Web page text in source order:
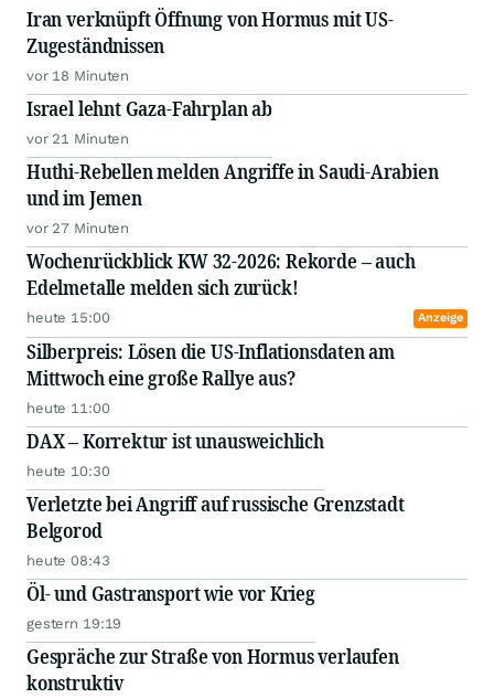
Iran verknüpft Öffnung von Hormus mit US-
Zugeständnissen
vor 18 Minuten
Israel lehnt Gaza-Fahrplan ab
vor 21 Minuten
Huthi-Rebellen melden Angriffe in Saudi-Arabien
und im Jemen
vor 27 Minuten
Wochenrückblick KW 32-2026: Rekorde – auch
Edelmetalle melden sich zurück!
heute 15:00 Anzeige
Silberpreis: Lösen die US-Inflationsdaten am
Mittwoch eine große Rallye aus?
heute 11:00
DAX – Korrektur ist unausweichlich
heute 10:30
Verletzte bei Angriff auf russische Grenzstadt
Belgorod
heute 08:43
Öl- und Gastransport wie vor Krieg
gestern 19:19
Gespräche zur Straße von Hormus verlaufen
konstruktiv